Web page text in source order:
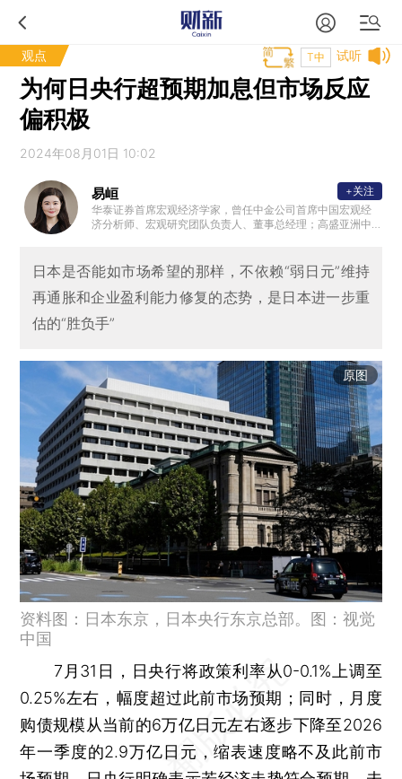
观点 试听
T中
为何日央行超预期加息但市场反应
偏积极
2024年08月01日 10:02
易峘
华泰证券首席宏观经济学家，曾任中金公司首席中国宏观经
济分析师、宏观研究团队负责人、董事总经理；高盛亚洲中
+关注
日本是否能如市场希望的那样，不依赖“弱日元”维持
再通胀和企业盈利能力修复的态势，是日本进一步重
估的“胜负手”
原图
资料图：日本东京，日本央行东京总部。图：视觉
中国
7月31日，日央行将政策利率从0-0.1%上调至
0.25%左右，幅度超过此前市场预期；同时，月度
购债规模从当前的6万亿日元左右逐步下降至2026
年一季度的2.9万亿日元，缩表速度略不及此前市